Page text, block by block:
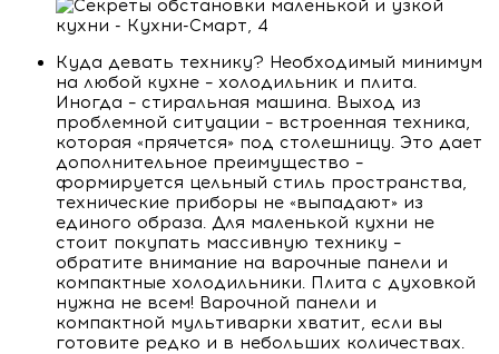
Куда девать технику? Необходимый минимум
на любой кухне – холодильник и плита.
Иногда – стиральная машина. Выход из
проблемной ситуации – встроенная техника,
которая «прячется» под столешницу. Это дает
дополнительное преимущество –
формируется цельный стиль пространства,
технические приборы не «выпадают» из
единого образа. Для маленькой кухни не
стоит покупать массивную технику –
обратите внимание на варочные панели и
компактные холодильники. Плита с духовкой
нужна не всем! Варочной панели и
компактной мультиварки хватит, если вы
готовите редко и в небольших количествах.